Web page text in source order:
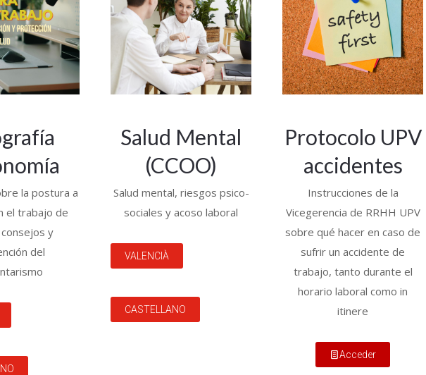
la postura a
el trabajo de
y
del
Salud Mental
(CCOO)
Salud mental, riesgos psico-
sociales y acoso laboral
VALENCIÀ
CASTELLANO
Protocolo UPV
accidentes
Instrucciones de la
Vicegerencia de RRHH UPV
sobre qué hacer en caso de
sufrir un accidente de
trabajo, tanto durante el
horario laboral como in
itinere
Acceder